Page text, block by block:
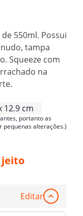
550ml. Possui
tampa
Squeeze com
na
12.9 cm
portanto as
pequenas alterações.)
jeito
Editar